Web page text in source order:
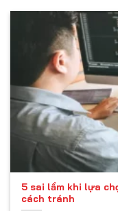
5 sai lầm khi lựa
cách tránh